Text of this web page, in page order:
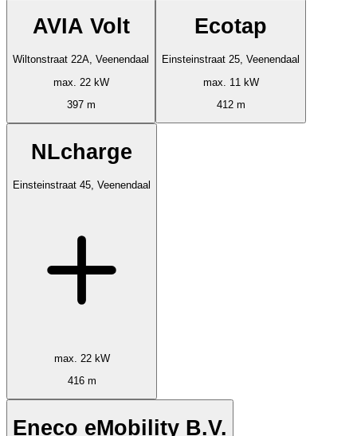
AVIA Volt
Wiltonstraat 22A, Veenendaal
max. 22 kW
397 m
Ecotap
Einsteinstraat 25, Veenendaal
max. 11 kW
412 m
NLcharge
Einsteinstraat 45, Veenendaal
max. 22 kW
416 m
Eneco eMobility B.V.